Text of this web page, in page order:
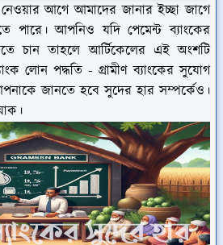
নেওয়ার আগে আমাদের জানার ইচ্ছা জাগে
পারে। আপনিও যদি পেমেন্ট ব্যাংকের
চান তাহলে আর্টিকেলের এই অংশটি
লোন পদ্ধতি - গ্রামীণ ব্যাংকের সুযোগ
জানতে হবে সুদের হার সম্পর্কেও।